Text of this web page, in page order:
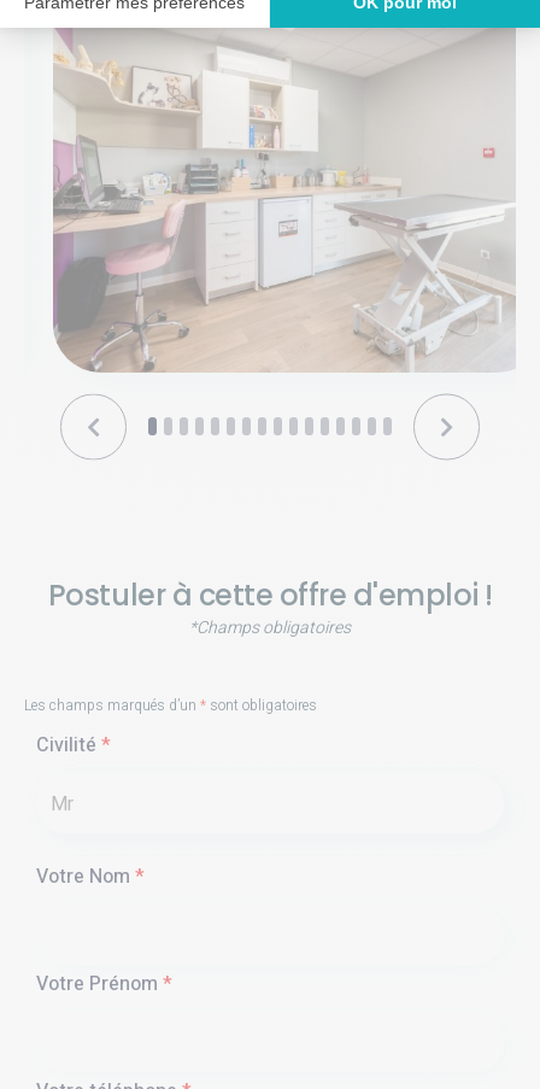
Postuler à cette offre d'emploi !
*Champs obligatoires
Les champs marqués d’un * sont obligatoires
Civilité *
Votre Nom *
Votre Prénom *